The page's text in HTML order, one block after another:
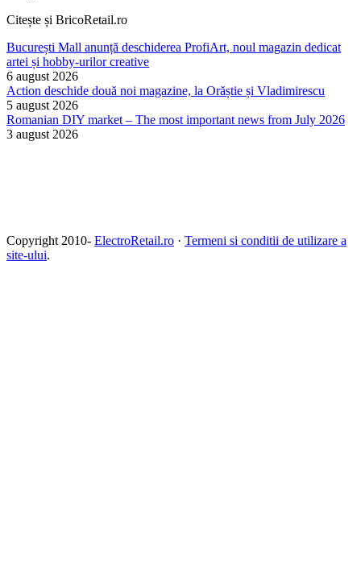
Citește și BricoRetail.ro
București Mall anunță deschiderea ProfiArt, noul magazin dedicat
artei și hobby-urilor creative
6 august 2026
Action deschide două noi magazine, la Orăștie și Vladimirescu
5 august 2026
Romanian DIY market – The most important news from July 2026
3 august 2026
Copyright 2010- ElectroRetail.ro · Termeni si conditii de utilizare a
site-ului.